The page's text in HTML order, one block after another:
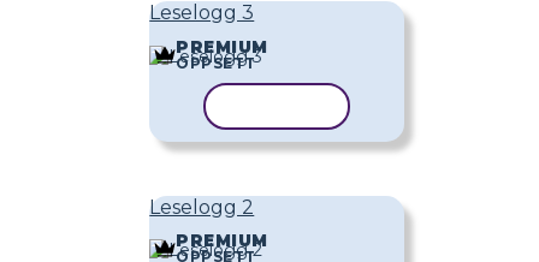
Leselogg 3
PREMIUM
OPPSETT
Leselogg 2
PREMIUM
OPPSETT